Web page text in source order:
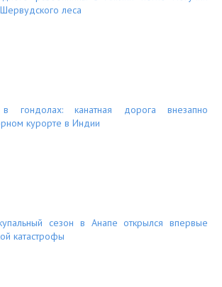
леса
гондолах: канатная дорога внезапно
курорте в Индии
сезон в Анапе открылся впервые
катастрофы